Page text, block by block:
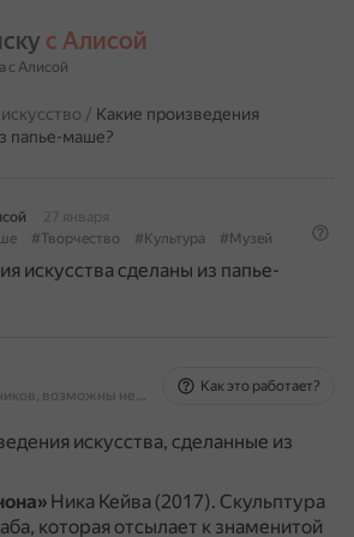
с Алисой
с Алисой
/ Какие произведения
папье-маше?
27 января
#Творчество #Культура #Музей
искусства сделаны из папье-
На основе источников, возможны неточности
Как это работает?
искусства, сделанные из
Ника Кейва (2017). Скульптура
которая отсылает к знаменитой